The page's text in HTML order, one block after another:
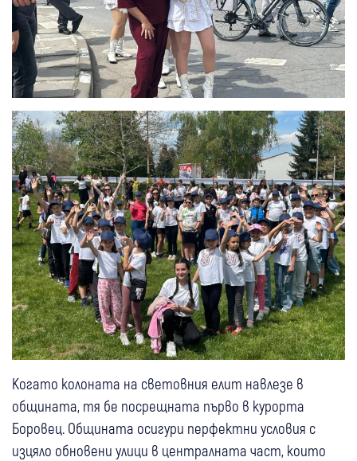
Когато колоната на световния елит навлезе в
общината, тя бе посрещната първо в курорта
Боровец. Общината осигури перфектни условия с
изцяло обновени улици в централната част, които